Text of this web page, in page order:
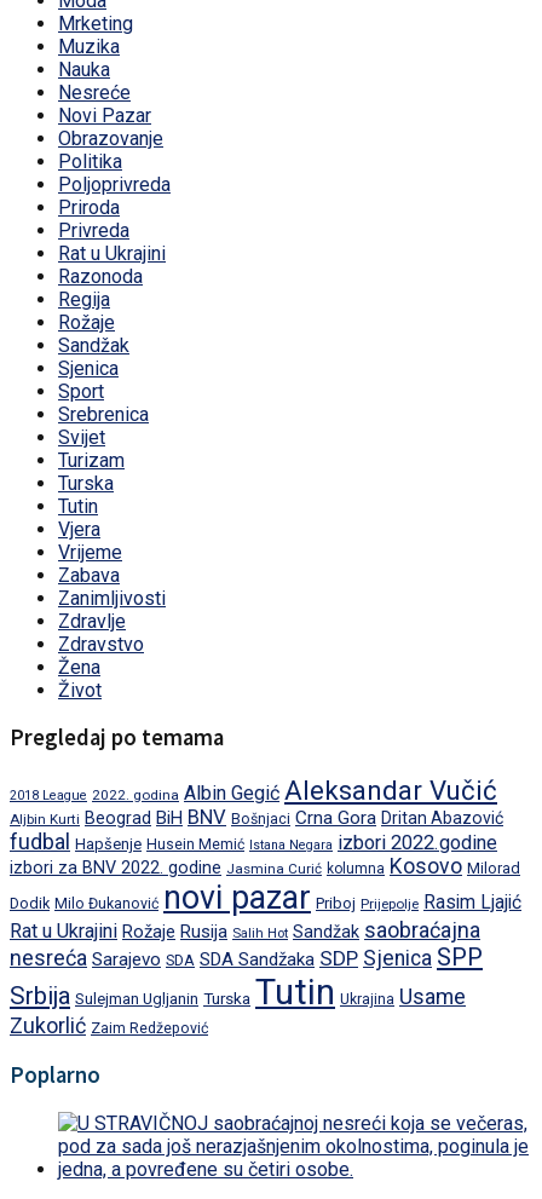
Mrketing
Muzika
Nauka
Nesreće
Novi Pazar
Obrazovanje
Politika
Poljoprivreda
Priroda
Privreda
Rat u Ukrajini
Razonoda
Regija
Rožaje
Sandžak
Sjenica
Sport
Srebrenica
Svijet
Turizam
Turska
Tutin
Vjera
Vrijeme
Zabava
Zanimljivosti
Zdravlje
Zdravstvo
Žena
Život
Pregledaj po temama
2018 League 2022. godina Albin Gegić Aleksandar Vučić
Aljbin Kurti Beograd BiH BNV Bošnjaci Crna Gora Dritan Abazović
fudbal Hapšenje Husein Memić Istana Negara izbori 2022.godine
izbori za BNV 2022. godine Jasmina Curić kolumna Kosovo Milorad
Dodik Milo Đukanović novi pazar Priboj Prijepolje Rasim Ljajić
Rat u Ukrajini Rožaje Rusija Salih Hot Sandžak saobraćajna
nesreća Sarajevo SDA SDA Sandžaka SDP Sjenica SPP
Srbija Sulejman Ugljanin Turska Tutin Ukrajina Usame
Zukorlić Zaim Redžepović
Poplarno